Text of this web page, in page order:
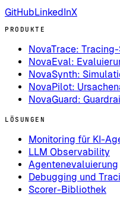
GitHubLinkedInX
PRODUKTE
NovaTrace: Tracing-
NovaEval:
NovaSynth:
NovaPilot:
NovaGuard:
LÖSUNGEN
Monitoring für KI-
LLM Observability
Agentenevaluierung
Debugging und
Scorer-Bibliothek